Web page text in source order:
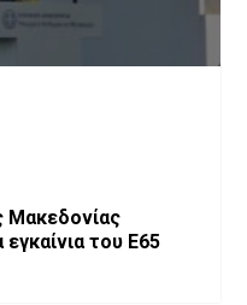
Μακεδονίας
του Ε65